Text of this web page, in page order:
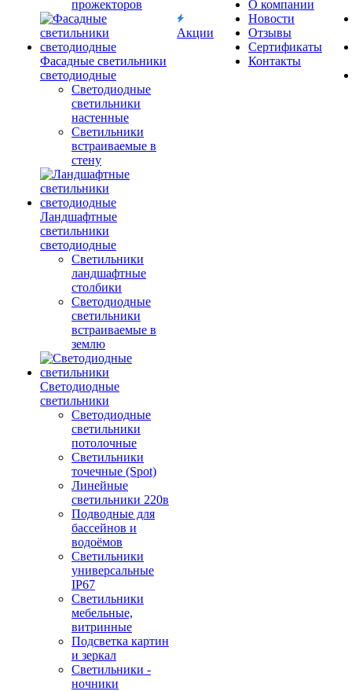
прожекторов
Фасадные светильники
светодиодные
Светодиодные
светильники
настенные
Светильники
встраиваемые в
стену
Ландшафтные
светильники
светодиодные
Светильники
ландшафтные
столбики
Светодиодные
светильники
встраиваемые в
землю
Светодиодные
светильники
Светодиодные
светильники
потолочные
Светильники
точечные (Spot)
Линейные
светильники 220в
Подводные для
бассейнов и
водоёмов
Светильники
универсальные
IP67
Светильники
мебельные,
витринные
Подсветка картин
и зеркал
Светильники -
ночники
Акции
О компании
Новости
Отзывы
Сертификаты
Контакты